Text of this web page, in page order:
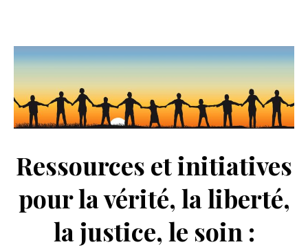
Ressources et initiatives
pour la vérité, la liberté,
la justice, le soin :